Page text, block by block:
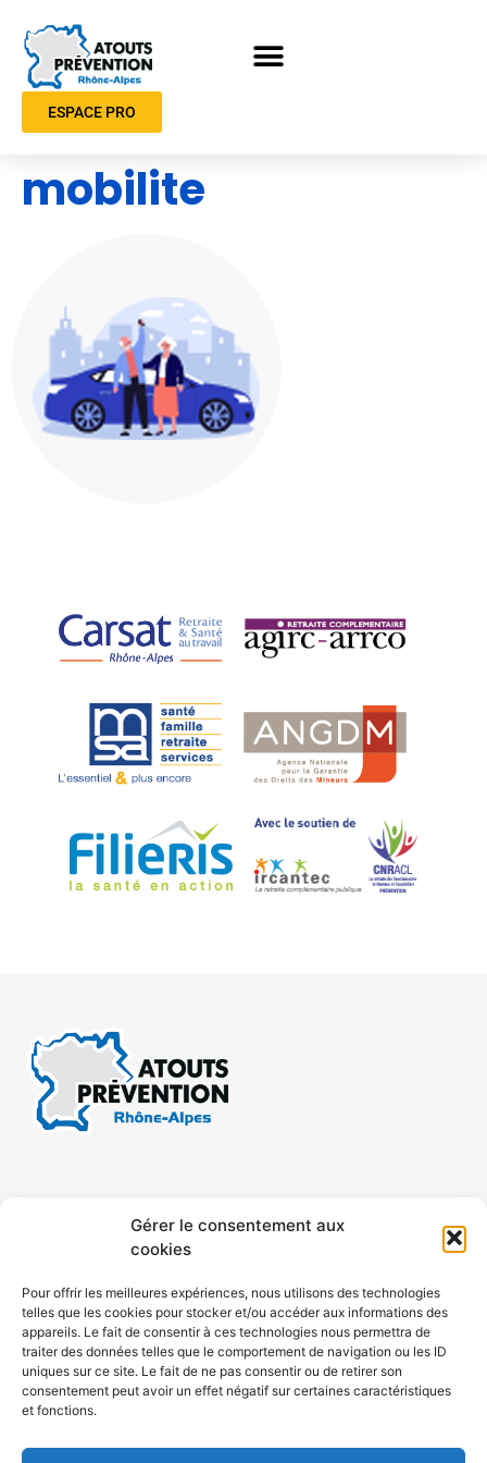
Gérer le consentement aux
cookies
Pour offrir les meilleures expériences, nous utilisons des technologies
telles que les cookies pour stocker et/ou accéder aux informations des
appareils. Le fait de consentir à ces technologies nous permettra de
traiter des données telles que le comportement de navigation ou les ID
uniques sur ce site. Le fait de ne pas consentir ou de retirer son
consentement peut avoir un effet négatif sur certaines caractéristiques
et fonctions.
ESPACE PRO
mobilite
CONTACT MENTIONS LÉGALES
ACCESSIBILITÉ
POLITIQUE DE COOKIES (UE)